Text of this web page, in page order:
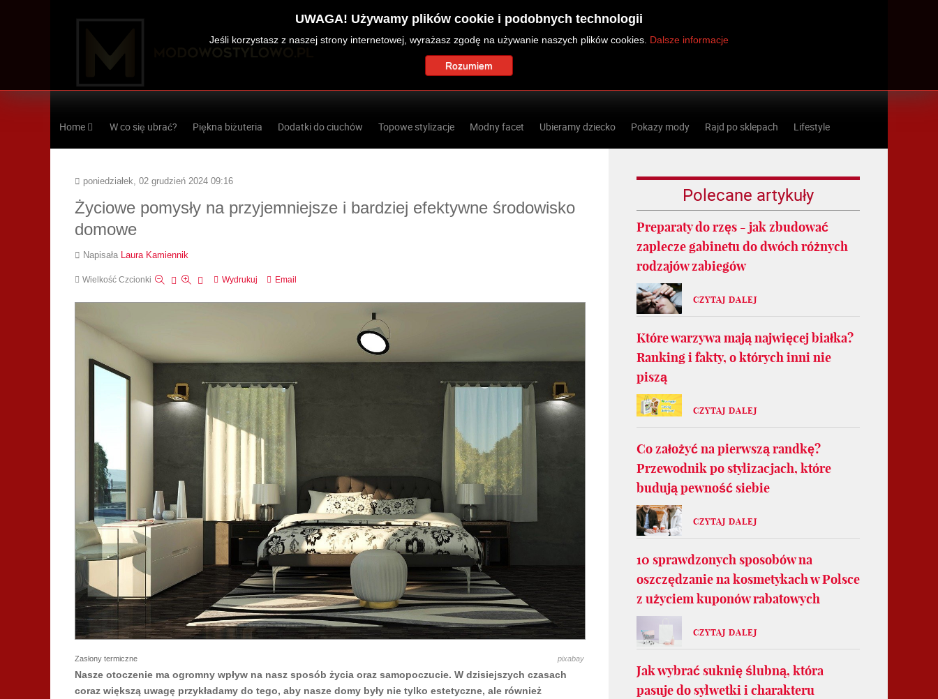
Home W co się ubrać? Piękna biżuteria Dodatki do ciuchów Topowe stylizacje Modny facet Ubieramy dziecko Pokazy mody Rajd po sklepach Lifestyle
poniedziałek, 02 grudzień 2024 09:16
Życiowe pomysły na przyjemniejsze i bardziej efektywne środowisko
domowe
Napisała Laura Kamiennik
Wielkość Czcionki Wydrukuj Email
Zasłony termiczne pixabay
Nasze otoczenie ma ogromny wpływ na nasz sposób życia oraz samopoczucie. W dzisiejszych czasach
coraz większą uwagę przykładamy do tego, aby nasze domy były nie tylko estetyczne, ale również
Polecane artykuły
Preparaty do rzęs - jak zbudować
zaplecze gabinetu do dwóch różnych
rodzajów zabiegów
CZYTAJ DALEJ
Które warzywa mają najwięcej białka?
Ranking i fakty, o których inni nie
piszą
CZYTAJ DALEJ
Co założyć na pierwszą randkę?
Przewodnik po stylizacjach, które
budują pewność siebie
CZYTAJ DALEJ
10 sprawdzonych sposobów na
oszczędzanie na kosmetykach w Polsce
z użyciem kuponów rabatowych
CZYTAJ DALEJ
Jak wybrać suknię ślubną, która
pasuje do sylwetki i charakteru
UWAGA! Używamy plików cookie i podobnych technologii
Jeśli korzystasz z naszej strony internetowej, wyrażasz zgodę na używanie naszych plików cookies. Dalsze informacje
Rozumiem